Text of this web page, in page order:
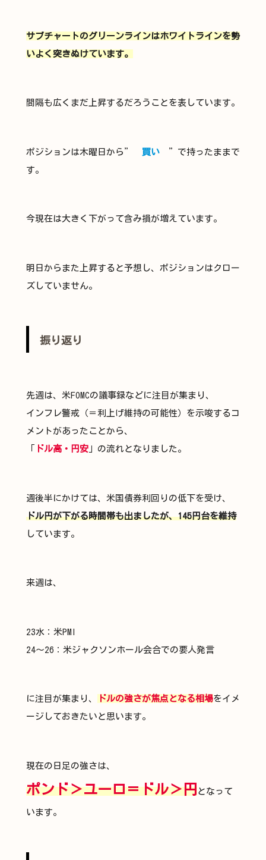
サブチャートのグリーンラインはホワイトラインを勢
いよく突きぬけています。
間隔も広くまだ上昇するだろうことを表しています。
ポジションは木曜日から” 買い ”で持ったままで
す。
今現在は大きく下がって含み損が増えています。
明日からまた上昇すると予想し、ポジションはクロー
ズしていません。
振り返り
先週は、米FOMCの議事録などに注目が集まり、
インフレ警戒（＝利上げ維持の可能性）を示唆するコ
メントがあったことから、
ドル高・円安 」の流れとなりました。
週後半にかけては、米国債券利回りの低下を受け、
ドル円が下がる時間帯も出ましたが、145円台を維持
しています。
来週は、
23水：米PMI
24～26：米ジャクソンホール会合での要人発言
に注目が集まり、 ドルの強さが焦点となる相場をイメ
ージしておきたいと思います。
現在の日足の強さは、
ポンド＞ユーロ＝ドル＞円となって
います。